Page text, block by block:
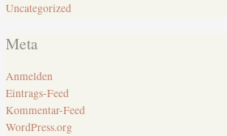
Uncategorized
Meta
Anmelden
Eintrags-Feed
Kommentar-Feed
WordPress.org